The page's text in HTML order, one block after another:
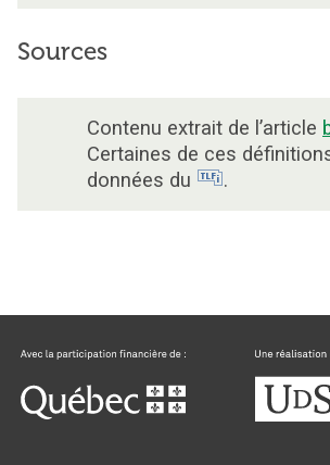
Sources
Contenu extrait de l’article
Certaines de ces
données du
.